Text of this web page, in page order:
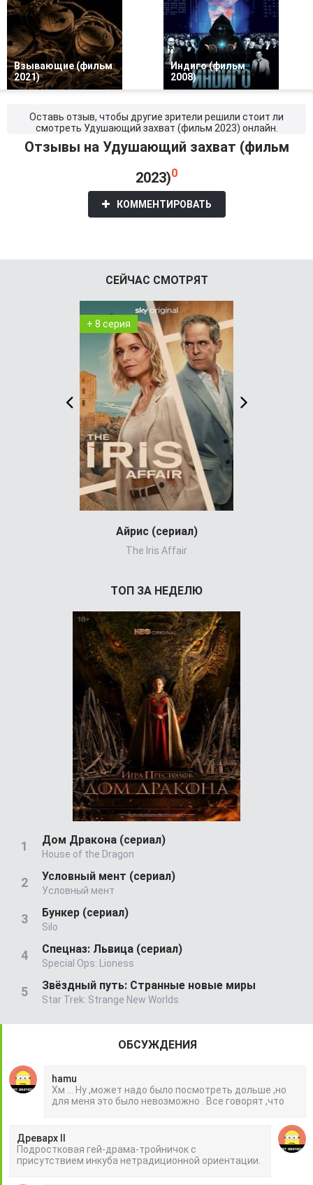
Взывающие (фильм
2021)
Индиго (фильм
2008)
Оставь отзыв, чтобы другие зрители решили стоит ли
смотреть Удушающий захват (фильм 2023) онлайн.
Отзывы на Удушающий захват (фильм
2023)0
КОММЕНТИРОВАТЬ
СЕЙЧАС СМОТРЯТ
+ 8 серия
Айрис (сериал)
The Iris Affair
ТОП ЗА НЕДЕЛЮ
Дом Дракона (сериал)
House of the Dragon
Условный мент (сериал)
Условный мент
Бункер (сериал)
Silo
Спецназ: Львица (сериал)
Special Ops: Lioness
Звёздный путь: Странные новые миры
Star Trek: Strange New Worlds
ОБСУЖДЕНИЯ
hamu
Хм ... Ну ,может надо было посмотреть дольше ,но
для меня это было невозможно . Все говорят ,что
Древарх II
Подростковая гей-драма-тройничок с
присутствием инкуба нетрадиционной ориентации.